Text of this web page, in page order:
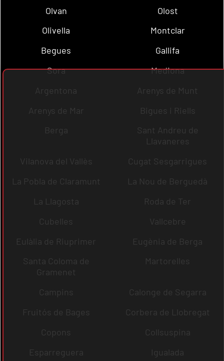
Olvan
Olost
Olivella
Montclar
Begues
Gallifa
Sora
Mediona
Argentona
Arenys de Munt
Arenys de Mar
Bigues i Riells
Berga
Sant Andreu de
Llavaneres
Vilanova del Vallès
Cugat Sesgarrigues
La Pobla de Claramunt
La Nou de Berguedà
La Llagosta
Roda de Ter
Cubelles
Vallcebre
Eulàlia de Riuprimer
Eugènia de Berga
Santa Coloma de
Gramenet
Martorelles
Campins
Calonge de Segarra
Fruitós de Bages
Corbera de Llobregat
Copons
Collsuspina
Esparreguera
Igualada